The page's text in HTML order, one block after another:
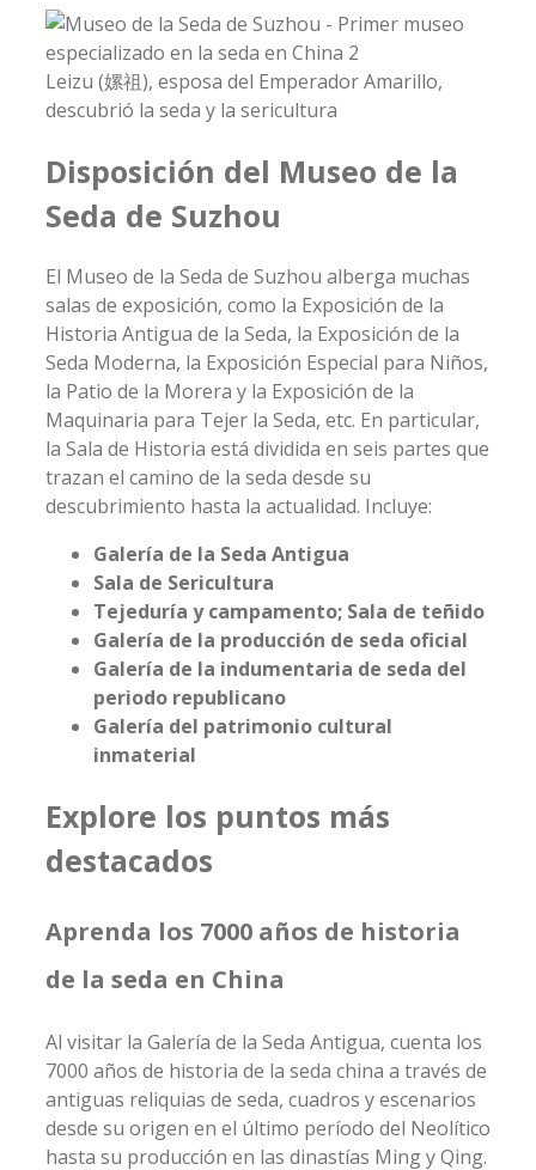
Leizu (嫘祖), esposa del Emperador Amarillo,
descubrió la seda y la sericultura
Disposición del Museo de la
Seda de Suzhou
El Museo de la Seda de Suzhou alberga muchas
salas de exposición, como la Exposición de la
Historia Antigua de la Seda, la Exposición de la
Seda Moderna, la Exposición Especial para Niños,
la Patio de la Morera y la Exposición de la
Maquinaria para Tejer la Seda, etc. En particular,
la Sala de Historia está dividida en seis partes que
trazan el camino de la seda desde su
descubrimiento hasta la actualidad. Incluye:
Galería de la Seda Antigua
Sala de Sericultura
Tejeduría y campamento; Sala de teñido
Galería de la producción de seda oficial
Galería de la indumentaria de seda del
periodo republicano
Galería del patrimonio cultural
inmaterial
Explore los puntos más
destacados
Aprenda los 7000 años de historia
de la seda en China
Al visitar la Galería de la Seda Antigua, cuenta los
7000 años de historia de la seda china a través de
antiguas reliquias de seda, cuadros y escenarios
desde su origen en el último período del Neolítico
hasta su producción en las dinastías Ming y Qing.